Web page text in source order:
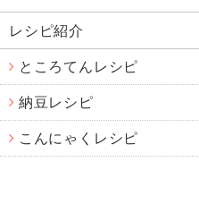
レシピ紹介
ところてんレシピ
納豆レシピ
こんにゃくレシピ